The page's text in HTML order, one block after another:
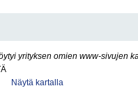
yrityksen omien www-sivujen
Näytä kartalla